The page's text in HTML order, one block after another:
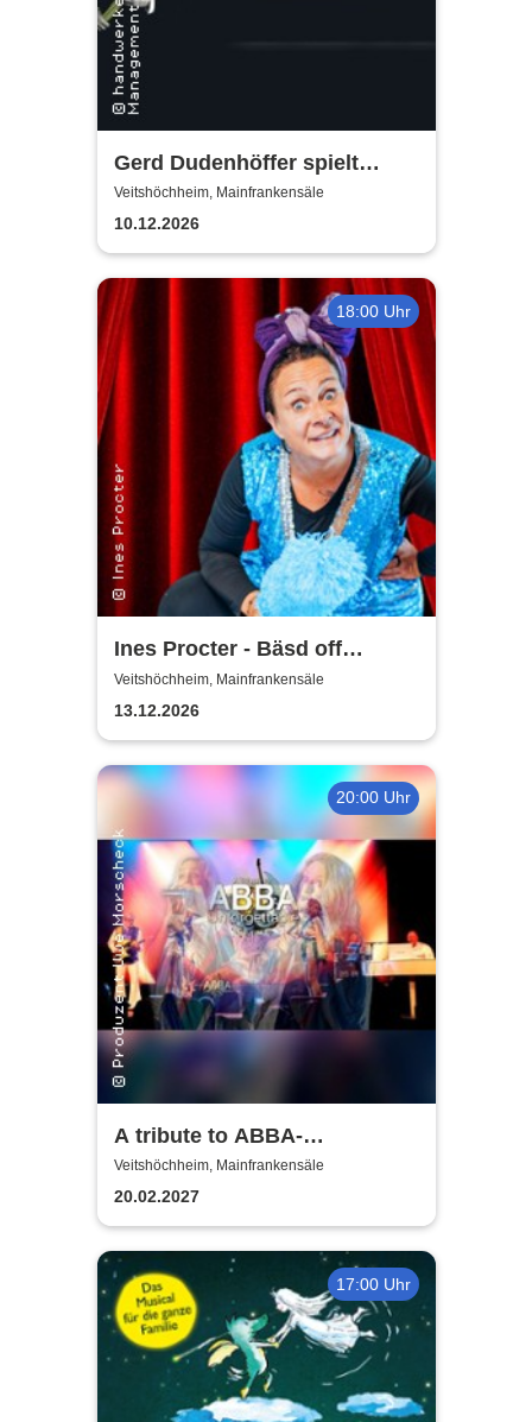
Gerd Dudenhöffer spielt
Heinz Becker
Veitshöchheim, Mainfrankensäle
10.12.2026
18:00 Uhr
Ines Procter - Bäsd off
"Närrische Putzfraa"
Veitshöchheim, Mainfrankensäle
13.12.2026
20:00 Uhr
A tribute to ABBA-
unforgettable Konzert
Veitshöchheim, Mainfrankensäle
20.02.2027
17:00 Uhr